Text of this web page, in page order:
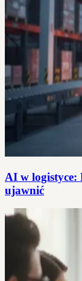
AI w logistyce:
ujawnić